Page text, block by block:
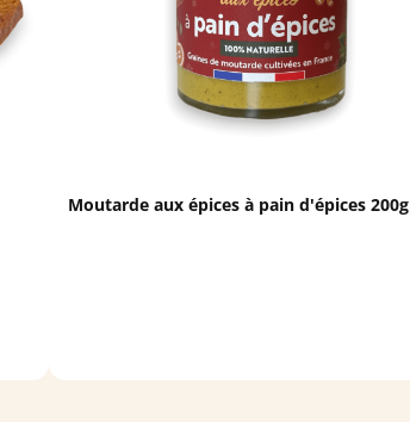
Moutarde aux épices à pain d'épices 200g